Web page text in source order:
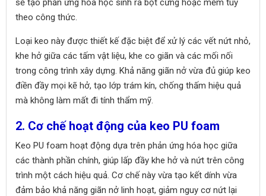
sẽ tạo phản ứng hóa học sinh ra bọt cứng hoặc mềm tùy
theo công thức.
Loại keo này được thiết kế đặc biệt để xử lý các vết nứt nhỏ,
khe hở giữa các tấm vật liệu, khe co giãn và các mối nối
trong công trình xây dựng. Khả năng giãn nở vừa đủ giúp keo
điền đầy mọi kẽ hở, tạo lớp trám kín, chống thấm hiệu quả
mà không làm mất đi tính thẩm mỹ.
2. Cơ chế hoạt động của keo PU foam
Keo PU foam hoạt động dựa trên phản ứng hóa học giữa
các thành phần chính, giúp lấp đầy khe hở và nứt trên công
trình một cách hiệu quả. Cơ chế này vừa tạo kết dính vừa
đảm bảo khả năng giãn nở linh hoạt, giảm nguy cơ nứt lại